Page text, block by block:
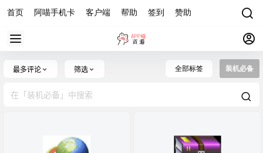
首页 阿喵手机卡 客户端 帮助 签到 赞助
最多评论 筛选 全部标签 装机必备